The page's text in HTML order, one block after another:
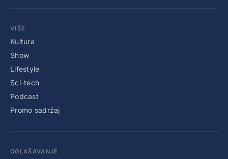
VIŠE
Kultura
Show
Lifestyle
Sci-tech
Podcast
Promo sadržaj
OGLAŠAVANJE